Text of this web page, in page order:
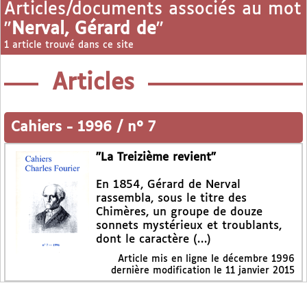
Articles/documents associés au mot
" Nerval, Gérard de"
1 article trouvé dans ce site
Articles
Cahiers - 1996 / n° 7
"La Treizième revient"
En 1854, Gérard de Nerval
rassembla, sous le titre des
Chimères, un groupe de douze
sonnets mystérieux et troublants,
dont le caractère (…)
Article mis en ligne le décembre 1996
dernière modification le 11 janvier 2015